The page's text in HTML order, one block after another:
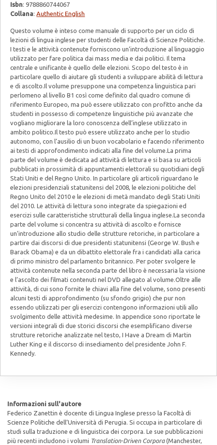
Isbn: 9788860744067
Collana:Authentic English
Questo volume è inteso come manuale di supporto per un ciclo di
lezioni di lingua inglese per studenti delle Facoltà di Scienze Politiche.
I testi e le attività contenute forniscono un’introduzione al linguaggio
utilizzato per fare politica dai mass media e dai politici. Il tema
centrale e unificante è quello delle elezioni. Scopo del testo è in
particolare quello di aiutare gli studenti a sviluppare abilità di lettura
e di ascolto.Il volume presuppone una competenza linguistica pari
perlomeno al livello B1 così come definito dal quadro comune di
riferimento Europeo, ma può essere utilizzato con profitto anche da
studenti in possesso di competenze linguistiche più avanzate che
vogliano migliorare la loro conoscenza dell’inglese utilizzato in
ambito politico.Il testo può essere utilizzato anche per lo studio
autonomo, con l’ausilio di un buon vocabolario e facendo riferimento
ai testi di approfondimento indicati alla fine del volume.La prima
parte del volume è dedicata ad attività di lettura e si basa su articoli
pubblicati in prossimità di appuntamenti elettorali su quotidiani degli
Stati Uniti e del Regno Unito. In particolare gli articoli riguardano le
elezioni presidenziali statunitensi del 2008, le elezioni politiche del
Regno Unito del 2010 e le elezioni di metà mandato degli Stati Uniti
del 2010. Le attività di lettura sono integrate da spiegazioni ed
esercizi sulle caratteristiche strutturali della lingua inglese.La seconda
parte del volume si concentra su attività di ascolto e fornisce
un’introduzione allo studio delle strutture retoriche, in particolare a
partire dai discorsi di due presidenti statunitensi (George W. Bush e
Barack Obama) e da un dibattito elettorale fra i candidati alla carica
di primo ministro del parlamento britannico. Per poter svolgere le
attività contenute nella seconda parte del libro è necessaria la visione
e l’ascolto dei filmati contenuti nel DVD allegato al volume.Oltre alle
attività, di cui sono fornite le chiavi alla fine del volume, sono presenti
alcuni testi di approfondimento (su sfondo grigio) che pur non
essendo utilizzati per gli esercizi contengono informazioni utili allo
svolgimento delle attività medesime. In appendice sono riportate le
versioni integrali di due storici discorsi che esemplificano diverse
strutture retoriche analizzate nel testo, I Have a Dream di Martin
Luther King e il discorso di insediamento del presidente John F.
Kennedy.
Informazioni sull'autore
Federico Zanettin è docente di Lingua Inglese presso la Facoltà di
Scienze Politiche dell’Università di Perugia. Si occupa in particolare di
studi sulla traduzione e di linguistica dei corpora. Le sue pubblicazioni
più recenti includono i volumi Translation-Driven Corpora(Manchester,